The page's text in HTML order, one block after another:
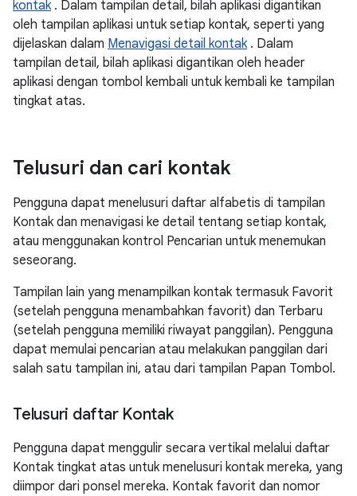
kontak. Dalam tampilan detail, bilah aplikasi digantikan
oleh tampilan aplikasi untuk setiap kontak, seperti yang
dijelaskan dalam Menavigasi detail kontak. Dalam
tampilan detail, bilah aplikasi digantikan oleh header
aplikasi dengan tombol kembali untuk kembali ke tampilan
tingkat atas.
Telusuri dan cari kontak
Pengguna dapat menelusuri daftar alfabetis di tampilan
Kontak dan menavigasi ke detail tentang setiap kontak,
atau menggunakan kontrol Pencarian untuk menemukan
seseorang.
Tampilan lain yang menampilkan kontak termasuk Favorit
(setelah pengguna menambahkan favorit) dan Terbaru
(setelah pengguna memiliki riwayat panggilan). Pengguna
dapat memulai pencarian atau melakukan panggilan dari
salah satu tampilan ini, atau dari tampilan Papan Tombol.
Telusuri daftar Kontak
Pengguna dapat menggulir secara vertikal melalui daftar
Kontak tingkat atas untuk menelusuri kontak mereka, yang
diimpor dari ponsel mereka. Kontak favorit dan nomor